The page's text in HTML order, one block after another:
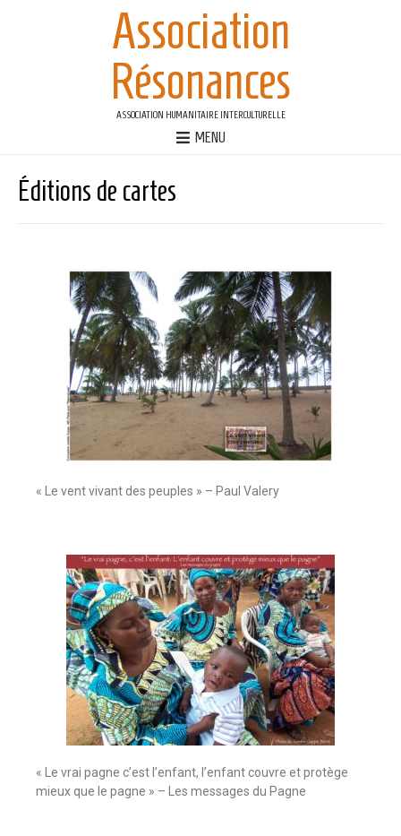
Association
Résonances
ASSOCIATION HUMANITAIRE INTERCULTURELLE
MENU
Éditions de cartes
« Le vent vivant des peuples » – Paul Valery
« Le vrai pagne c’est l’enfant, l’enfant couvre et protège
mieux que le pagne » – Les messages du Pagne